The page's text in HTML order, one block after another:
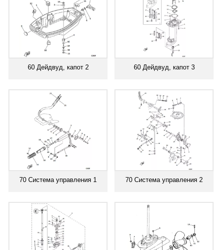
60 Дейдвуд, капот 2 60 Дейдвуд, капот 3
70 Система управления 1 70 Система управления 2